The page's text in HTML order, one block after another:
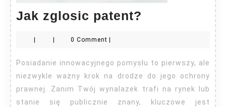
Jak zglosic patent?
0 Comment
Posiadanie innowacyjnego pomysłu to pierwszy, ale
niezwykle ważny krok na drodze do jego ochrony
prawnej. Zanim Twój wynalazek trafi na rynek lub
stanie się publicznie znany, kluczowe jest